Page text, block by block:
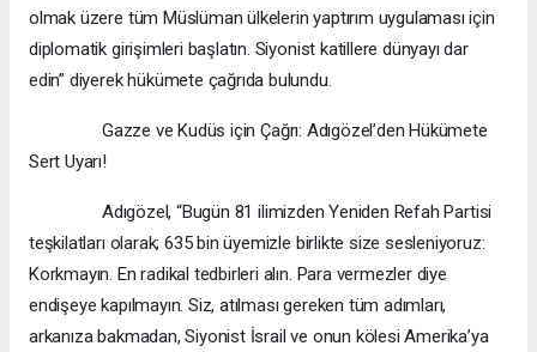
olmak üzere tüm Müslüman ülkelerin yaptırım uygulaması için
diplomatik girişimleri başlatın. Siyonist katillere dünyayı dar
edin” diyerek hükümete çağrıda bulundu.
Gazze ve Kudüs için Çağrı: Adıgözel’den Hükümete
Sert Uyarı!
Adıgözel, “Bugün 81 ilimizden Yeniden Refah Partisi
teşkilatları olarak; 635 bin üyemizle birlikte size sesleniyoruz:
Korkmayın. En radikal tedbirleri alın. Para vermezler diye
endişeye kapılmayın. Siz, atılması gereken tüm adımları,
arkanıza bakmadan, Siyonist İsrail ve onun kölesi Amerika’ya